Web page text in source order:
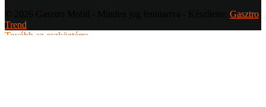
Gasztro
Trend
Tovább az eszköztárra